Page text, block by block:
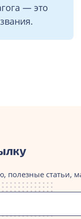
— это
статьи,